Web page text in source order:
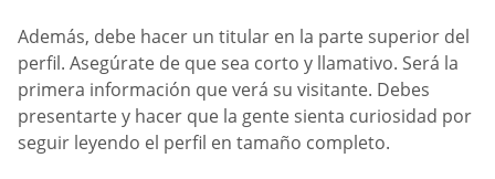
Además, debe hacer un titular en la parte superior del
perfil. Asegúrate de que sea corto y llamativo. Será la
primera información que verá su visitante. Debes
presentarte y hacer que la gente sienta curiosidad por
seguir leyendo el perfil en tamaño completo.